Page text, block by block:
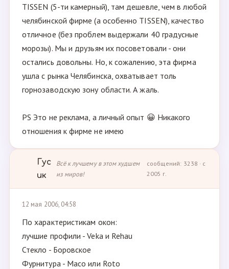
TISSEN (5-ти камерный), там дешевле, чем в любой
челябинской фирме (а особенно TISSEN), качество
отличное (без проблем выдержали 40 градусные
морозы). Мы и друзьям их посоветовали - они
остались довольны. Но, к сожалению, эта фирма
ушла с рынка Челябинска, охватывает толь
горнозаводскую зону области. А жаль.
PS Это не реклама, а личный опыт 😀 Никакого
отношения к фирме не имею
Гус
ик
Всё к лучшему в этом худшем
из миров!
сообщений: 3238 · с
2005 г.
12 мая 2006, 04:58
По характеристикам окон:
лучшие профили - Veka и Rehau
Стекло - Боровское
Фурнитура - Масо или Roto